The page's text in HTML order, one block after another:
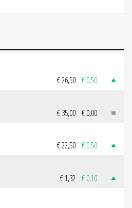
€ 26,50 € 0,50
€ 35,00 € 0,00
€ 22,50 € 0,50
€ 1,32 € 0,10